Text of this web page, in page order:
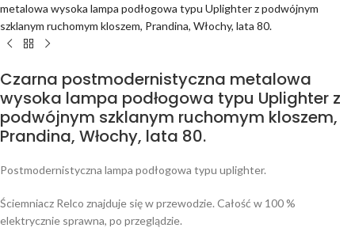
metalowa wysoka lampa podłogowa typu Uplighter z podwójnym
szklanym ruchomym kloszem, Prandina, Włochy, lata 80.
Czarna postmodernistyczna metalowa
wysoka lampa podłogowa typu Uplighter z
podwójnym szklanym ruchomym kloszem,
Prandina, Włochy, lata 80.
Postmodernistyczna lampa podłogowa typu uplighter.
Ściemniacz Relco znajduje się w przewodzie. Całość w 100 %
elektrycznie sprawna, po przeglądzie.